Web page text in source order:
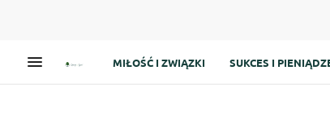
MIŁOŚĆ I ZWIĄZKI SUKCES I